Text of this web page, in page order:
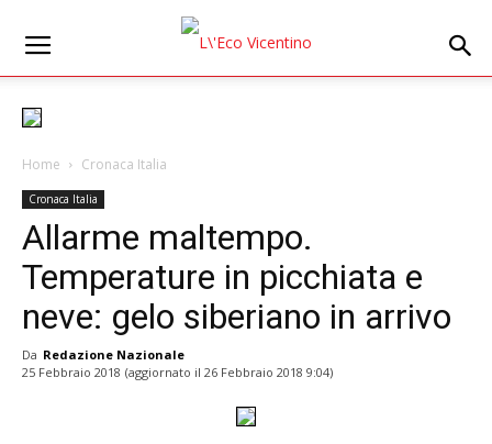
Home Cronaca Italia
Cronaca Italia
Allarme maltempo.
Temperature in picchiata e
neve: gelo siberiano in arrivo
Da Redazione Nazionale
25 Febbraio 2018 (aggiornato il 26 Febbraio 2018 9:04)